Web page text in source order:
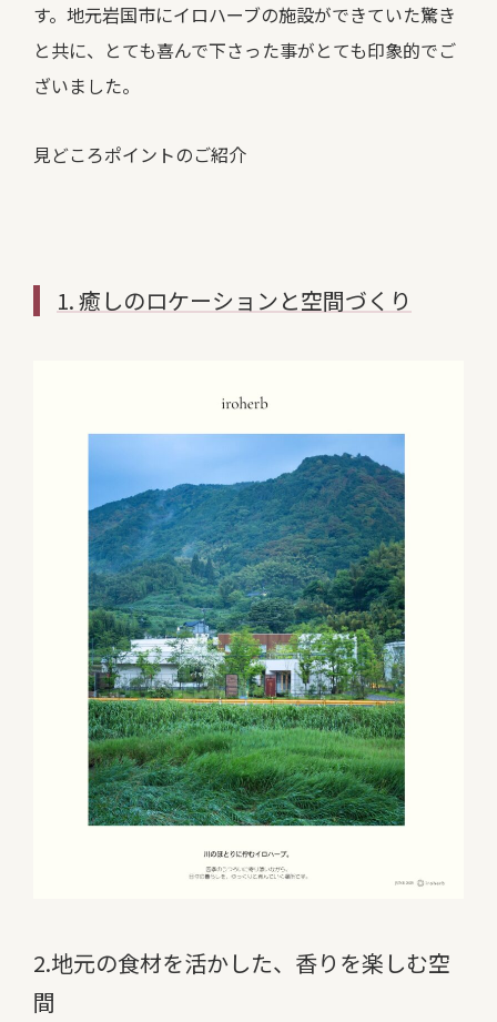
す。地元岩国市にイロハーブの施設ができていた驚き
と共に、とても喜んで下さった事がとても印象的でご
ざいました。
見どころポイントのご紹介
1. 癒しのロケーションと空間づくり
2.地元の食材を活かした、香りを楽しむ空
間